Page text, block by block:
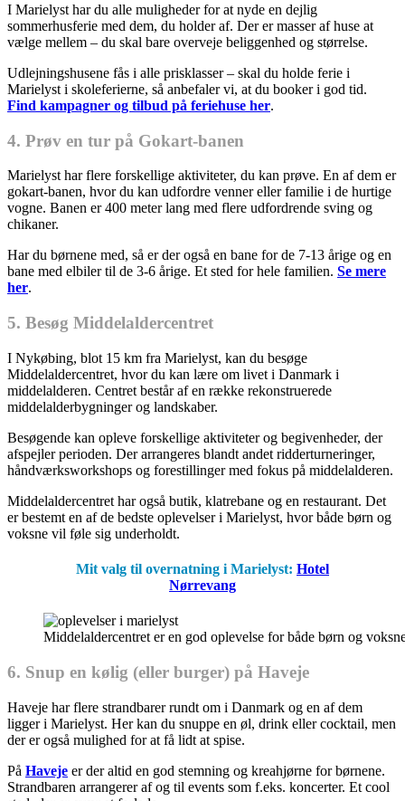
I Marielyst har du alle muligheder for at nyde en dejlig
sommerhusferie med dem, du holder af. Der er masser af huse at
vælge mellem – du skal bare overveje beliggenhed og størrelse.
Udlejningshusene fås i alle prisklasser – skal du holde ferie i
Marielyst i skoleferierne, så anbefaler vi, at du booker i god tid.
Find kampagner og tilbud på feriehuse her.
4. Prøv en tur på Gokart-banen
Marielyst har flere forskellige aktiviteter, du kan prøve. En af dem er
gokart-banen, hvor du kan udfordre venner eller familie i de hurtige
vogne. Banen er 400 meter lang med flere udfordrende sving og
chikaner.
Har du børnene med, så er der også en bane for de 7-13 årige og en
bane med elbiler til de 3-6 årige. Et sted for hele familien. Se mere
her.
5. Besøg Middelaldercentret
I Nykøbing, blot 15 km fra Marielyst, kan du besøge
Middelaldercentret, hvor du kan lære om livet i Danmark i
middelalderen. Centret består af en række rekonstruerede
middelalderbygninger og landskaber.
Besøgende kan opleve forskellige aktiviteter og begivenheder, der
afspejler perioden. Der arrangeres blandt andet ridderturneringer,
håndværksworkshops og forestillinger med fokus på middelalderen.
Middelaldercentret har også butik, klatrebane og en restaurant. Det
er bestemt en af de bedste oplevelser i Marielyst, hvor både børn og
voksne vil føle sig underholdt.
Mit valg til overnatning i Marielyst: Hotel
Nørrevang
Middelaldercentret er en god oplevelse for både børn og
6. Snup en kølig (eller burger) på Haveje
Haveje har flere strandbarer rundt om i Danmark og en af dem
ligger i Marielyst. Her kan du snuppe en øl, drink eller cocktail, men
der er også mulighed for at få lidt at spise.
På Haveje er der altid en god stemning og kreahjørne for børnene.
Strandbaren arrangerer af og til events som f.eks. koncerter. Et cool